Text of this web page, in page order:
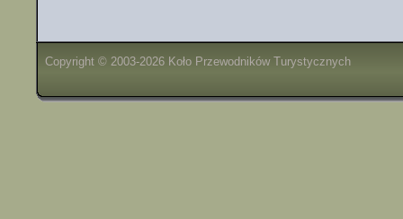
Copyright © 2003-2026 Koło Przewodników Turystycznych